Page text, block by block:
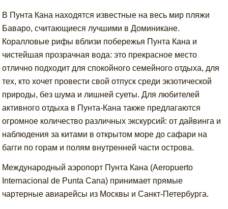
В Пунта Кана находятся известные на весь мир пляжи
Баваро, считающиеся лучшими в Доминикане.
Коралловые рифы вблизи побережья Пунта Кана и
чистейшая прозрачная вода: это прекрасное место
отлично подходит для спокойного семейного отдыха, для
тех, кто хочет провести свой отпуск среди экзотической
природы, без шума и лишней суеты. Для любителей
активного отдыха в Пунта-Кана также предлагаются
огромное количество различных экскурсий: от дайвинга и
наблюдения за китами в открытом море до сафари на
багги по горам и полям внутренней части острова.
Международный аэропорт Пунта Кана (Aeropuerto
Internacional de Punta Cana) принимает прямые
чартерные авиарейсы из Москвы и Санкт-Петербурга.